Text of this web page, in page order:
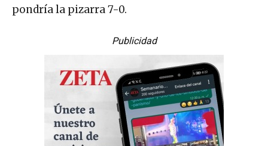
pondría la pizarra 7-0.
Publicidad